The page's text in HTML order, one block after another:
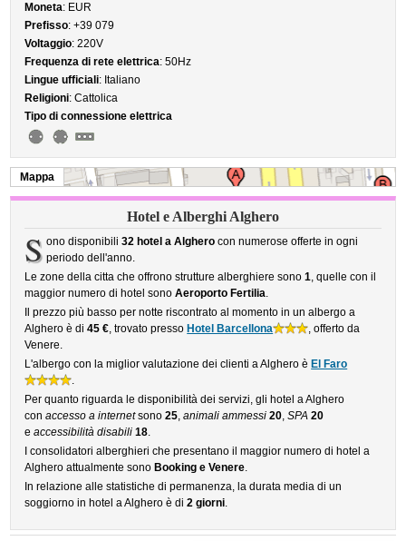
Moneta: EUR
Prefisso: +39 079
Voltaggio: 220V
Frequenza di rete elettrica: 50Hz
Lingue ufficiali: Italiano
Religioni: Cattolica
Tipo di connessione elettrica
Mappa
Hotel e Alberghi Alghero
S ono disponibili 32 hotel a Algherocon numerose offerte in ogni
periodo dell'anno.
Le zone della citta che offrono strutture alberghiere sono1, quelle con il
maggior numero di hotel sonoAeroporto Fertilia.
Il prezzo più basso per notte riscontrato al momento in un albergo a
Alghero è di45 €, trovato presso Hotel Barcellona
, offerto da
Venere.
L'albergo con la miglior valutazione dei clienti a Alghero è El Faro
.
Per quanto riguarda le disponibilità dei servizi, gli hotel a Alghero
conaccesso a internetsono25,animali ammessi 20,SPA 20
eaccessibilità disabili 18.
I consolidatori alberghieri che presentano il maggior numero di hotel a
Alghero attualmente sono Booking e Venere.
In relazione alle statistiche di permanenza, la durata media di un
soggiorno in hotel a Alghero è di2 giorni.